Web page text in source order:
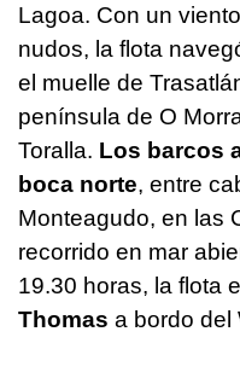
Lagoa. Con un
nudos, la flota
el muelle de
península de O
Toralla. Los barcos
boca norte, entre
Monteagudo, en las
recorrido en mar
19.30 horas, la flota
Thomas a bordo del